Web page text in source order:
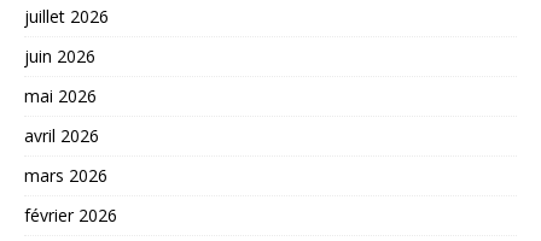
juillet 2026
juin 2026
mai 2026
avril 2026
mars 2026
février 2026